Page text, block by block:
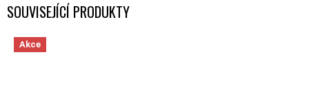
SOUVISEJÍCÍ PRODUKTY
Akce